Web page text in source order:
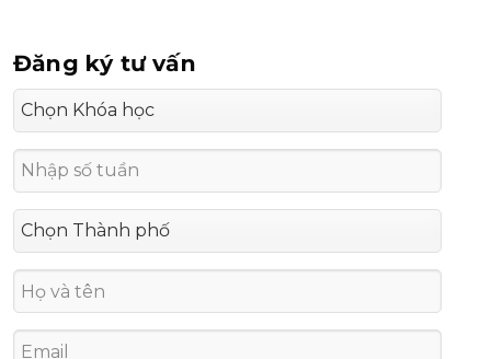
Đăng ký tư vấn